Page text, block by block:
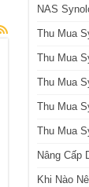
NAS
Thu Mua
Thu Mua
Thu Mua
Thu Mua
Thu Mua
Nâng Cấp
Khi Nào